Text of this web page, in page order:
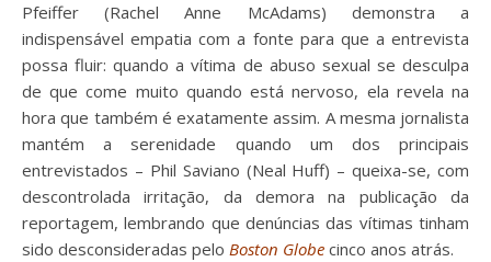
Pfeiffer (Rachel Anne McAdams) demonstra a
indispensável empatia com a fonte para que a entrevista
possa fluir: quando a vítima de abuso sexual se desculpa
de que come muito quando está nervoso, ela revela na
hora que também é exatamente assim. A mesma jornalista
mantém a serenidade quando um dos principais
entrevistados – Phil Saviano (Neal Huff) – queixa-se, com
descontrolada irritação, da demora na publicação da
reportagem, lembrando que denúncias das vítimas tinham
sido desconsideradas pelo Boston Globe cinco anos atrás.